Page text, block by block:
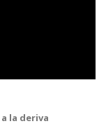
la deriva